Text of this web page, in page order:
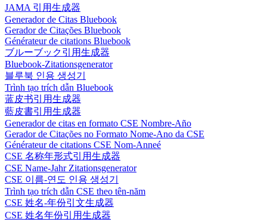
JAMA 引用生成器
Generador de Citas Bluebook
Gerador de Citações Bluebook
Générateur de citations Bluebook
ブルーブック引用生成器
Bluebook-Zitationsgenerator
블루북 인용 생성기
Trình tạo trích dẫn Bluebook
蓝皮书引用生成器
藍皮書引用生成器
Generador de citas en formato CSE Nombre-Año
Gerador de Citações no Formato Nome-Ano da CSE
Générateur de citations CSE Nom-Anneé
CSE 名称年形式引用生成器
CSE Name-Jahr Zitationsgenerator
CSE 이름-연도 인용 생성기
Trình tạo trích dẫn CSE theo tên-năm
CSE 姓名-年份引文生成器
CSE 姓名年份引用生成器